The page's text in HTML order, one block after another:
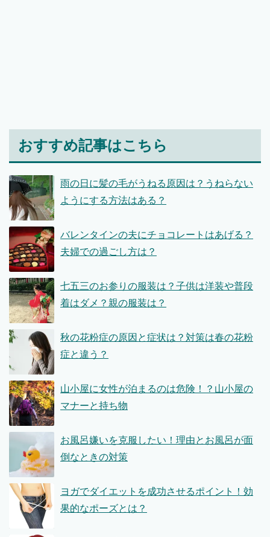
おすすめ記事はこちら
雨の日に髪の毛がうねる原因は？うねらない
ようにする方法はある？
バレンタインの夫にチョコレートはあげる？
夫婦での過ごし方は？
七五三のお参りの服装は？子供は洋装や普段
着はダメ？親の服装は？
秋の花粉症の原因と症状は？対策は春の花粉
症と違う？
山小屋に女性が泊まるのは危険！？山小屋の
マナーと持ち物
お風呂嫌いを克服したい！理由とお風呂が面
倒なときの対策
ヨガでダイエットを成功させるポイント！効
果的なポーズとは？